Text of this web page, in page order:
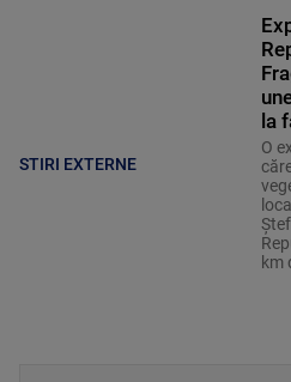
STIRI EXTERNE
la
O
km